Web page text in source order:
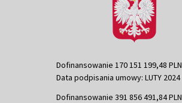
Dofinansowanie 170 151 199,48 PLN
Data podpisania umowy: LUTY 2024
Dofinansowanie 391 856 491,84 PLN